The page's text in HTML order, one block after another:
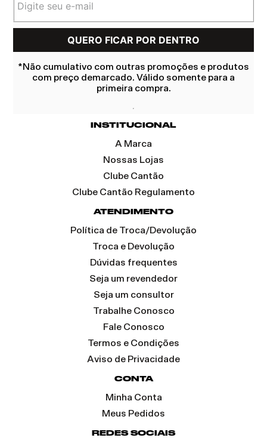
*Não cumulativo com outras promoções e produtos
com preço demarcado. Válido somente para a
primeira compra.
INSTITUCIONAL
A Marca
Nossas Lojas
Clube Cantão
Clube Cantão Regulamento
ATENDIMENTO
Política de Troca/Devolução
Troca e Devolução
Dúvidas frequentes
Seja um revendedor
Seja um consultor
Trabalhe Conosco
Fale Conosco
Termos e Condições
Aviso de Privacidade
CONTA
Minha Conta
Meus Pedidos
REDES SOCIAIS